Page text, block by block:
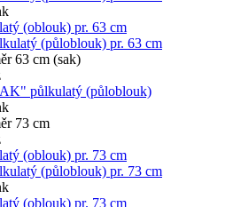
(oblouk) pr. 63 cm
(půloblouk) pr. 63 cm
63 cm (sak)
půlkulatý (půloblouk)
73 cm
(oblouk) pr. 73 cm
(půloblouk) pr. 73 cm
(oblouk) pr. 73 cm